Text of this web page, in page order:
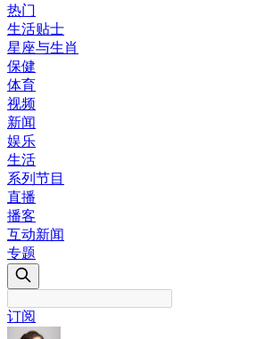
热门
生活贴士
星座与生肖
保健
体育
视频
新闻
娱乐
生活
系列节目
直播
播客
互动新闻
专题
订阅